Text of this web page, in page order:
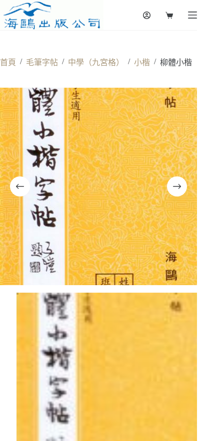
to
content
Shopping
首頁 / 毛筆字帖 / 中學（九宮格） / 小楷 / 柳體小楷